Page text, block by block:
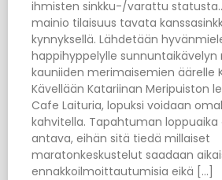
ihmisten sinkku-/varattu
mainio tilaisuus tavata
kynnyksellä. Lähdetään
happihyppelylle sunnuntaikävelyn
kauniiden merimaisemien äärelle
Kävellään Katariinan Meripuiston
Cafe Laituria, lopuksi voidaan
kahvitella. Tapahtuman loppuaika
antava, eihän sitä tiedä millaiset
maratonkeskustelut saadaan
ennakkoilmoittautumisia eikä […]